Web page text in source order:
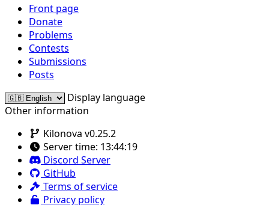
Front page
Donate
Problems
Contests
Submissions
Posts
Display language
Other information
Kilonova v0.25.2
Server time: 13:44:19
Discord Server
GitHub
Terms of service
Privacy policy